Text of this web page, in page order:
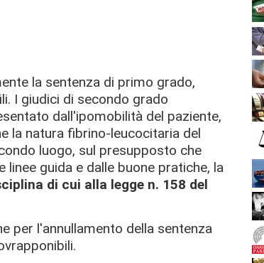
la sentenza di primo grado,
I giudici di secondo grado
dall'ipomobilità del paziente,
la natura fibrino-leucocitaria del
luogo, sul presupposto che
guida e dalle buone pratiche, la
di cui alla legge n. 158 del
per l'annullamento della sentenza